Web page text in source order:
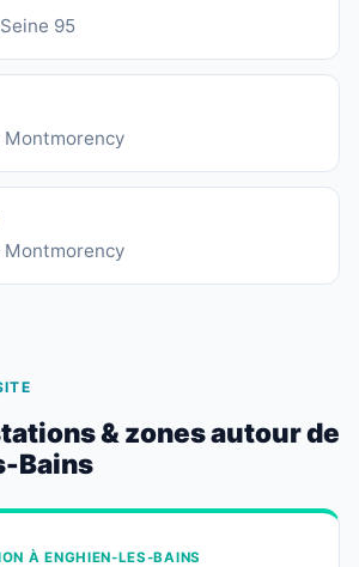
95
Montmorency
Montmorency
& zones autour de
Bains
À ENGHIEN-LES-BAINS